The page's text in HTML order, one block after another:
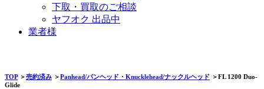
下取・買取のご相談
ヤフオク 出品中
業者様
TOP＞売約済み ＞Panhead/パンヘッド・Knucklehead/ナックルヘッド ＞FL 1200 Duo-
Glide